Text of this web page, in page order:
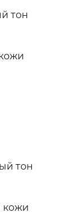
тон
тон
кожи